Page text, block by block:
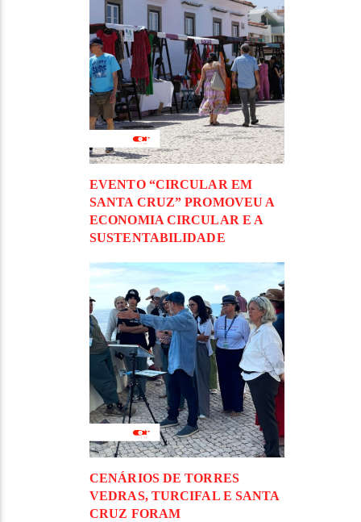
EVENTO “CIRCULAR EM
SANTA CRUZ” PROMOVEU A
ECONOMIA CIRCULAR E A
SUSTENTABILIDADE
CENÁRIOS DE TORRES
VEDRAS, TURCIFAL E SANTA
CRUZ FORAM